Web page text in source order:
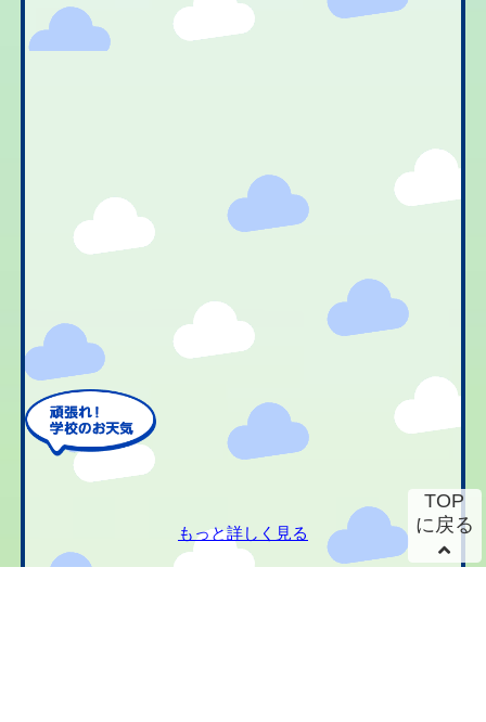
もっと詳しく見る
TOP
に戻る